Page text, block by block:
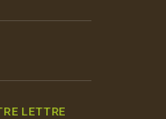
LETTRE